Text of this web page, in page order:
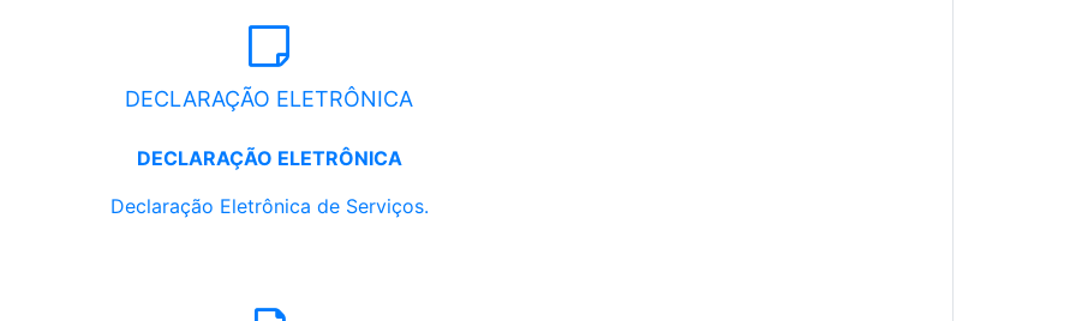
DECLARAÇÃO ELETRÔNICA
DECLARAÇÃO ELETRÔNICA
Declaração Eletrônica de Serviços.